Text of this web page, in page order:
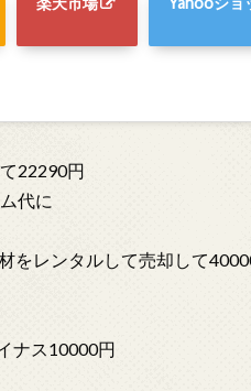
22290円
代に
をレンタルして売却して
ナス10000円